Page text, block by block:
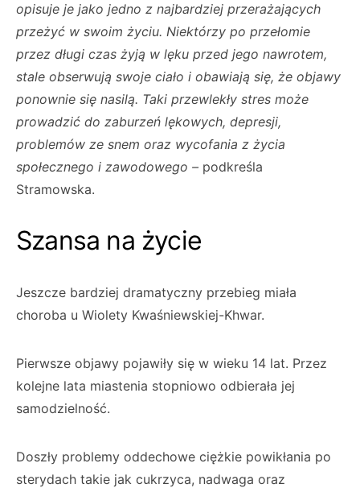
opisuje je jako jedno z najbardziej przerażających
przeżyć w swoim życiu. Niektórzy po przełomie
przez długi czas żyją w lęku przed jego nawrotem,
stale obserwują swoje ciało i obawiają się, że objawy
ponownie się nasilą. Taki przewlekły stres może
prowadzić do zaburzeń lękowych, depresji,
problemów ze snem oraz wycofania z życia
społecznego i zawodowego – podkreśla
Stramowska.
Szansa na życie
Jeszcze bardziej dramatyczny przebieg miała
choroba u Wiolety Kwaśniewskiej-Khwar.
Pierwsze objawy pojawiły się w wieku 14 lat. Przez
kolejne lata miastenia stopniowo odbierała jej
samodzielność.
Doszły problemy oddechowe ciężkie powikłania po
sterydach takie jak cukrzyca, nadwaga oraz